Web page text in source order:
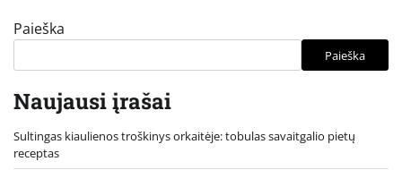
Paieška
Paieška
Naujausi įrašai
Sultingas kiaulienos troškinys orkaitėje: tobulas savaitgalio pietų
receptas